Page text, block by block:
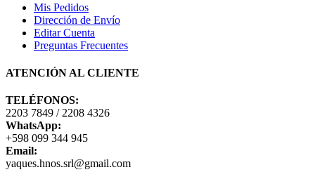
Mis Pedidos
Dirección de Envío
Editar Cuenta
Preguntas Frecuentes
ATENCIÓN AL CLIENTE
TELÉFONOS:
2203 7849 / 2208 4326
WhatsApp:
+598 099 344 945
Email:
yaques.hnos.srl@gmail.com